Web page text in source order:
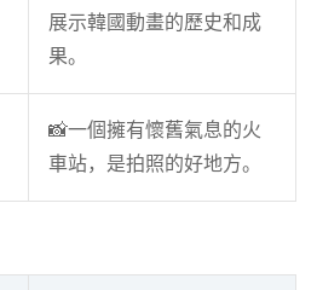
展示韓國動畫的歷史和成
果。
📸一個擁有懷舊氣息的火
車站，是拍照的好地方。